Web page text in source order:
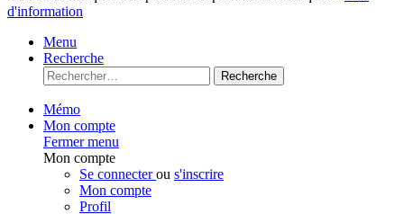
d'information
Menu
Recherche
Recherche
Mémo
Mon compte
Fermer menu
Mon compte
Se connecterou s'inscrire
Mon compte
Profil